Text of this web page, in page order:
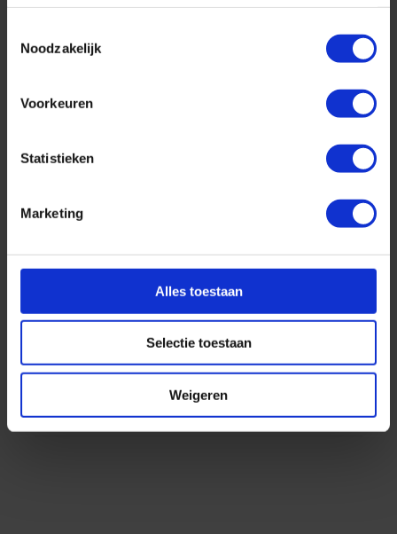
Noodzakelijk
Voorkeuren
Statistieken
Marketing
Alles toestaan
Selectie toestaan
Weigeren
Top 10 cruise bestemmingen
Lees dit artikel